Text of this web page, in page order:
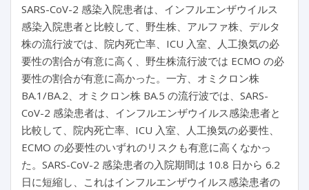
SARS-CoV-2 感染入院患者は、インフルエンザウイルス
感染入院患者と比較して、野生株、アルファ株、デルタ
株の流行波では、院内死亡率、ICU 入室、人工換気の必
要性の割合が有意に高く、野生株流行波では ECMO の必
要性の割合が有意に高かった。一方、オミクロン株
BA.1/BA.2、オミクロン株 BA.5 の流行波では、SARS-
CoV-2 感染患者は、インフルエンザウイルス感染患者と
比較して、院内死亡率、ICU 入室、人工換気の必要性、
ECMO の必要性のいずれのリスクも有意に高くなかっ
た。SARS-CoV-2 感染患者の入院期間は 10.8 日から 6.2
日に短縮し、これはインフルエンザウイルス感染患者の